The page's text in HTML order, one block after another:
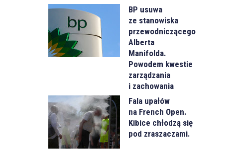
BP usuwa
ze stanowiska
przewodniczącego
Alberta
Manifolda.
Powodem kwestie
zarządzania
i zachowania
Fala upałów
na French Open.
Kibice chłodzą się
pod zraszaczami.